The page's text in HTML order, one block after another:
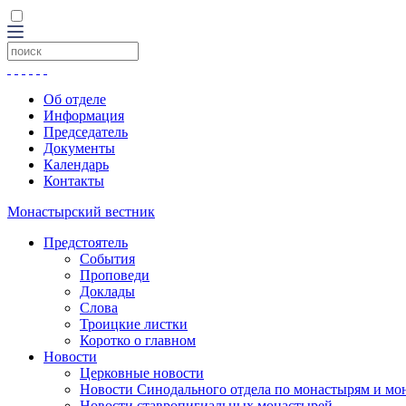
Об отделе
Информация
Председатель
Документы
Календарь
Контакты
Монастырский вестник
Предстоятель
События
Проповеди
Доклады
Слова
Троицкие листки
Коротко о главном
Новости
Церковные новости
Новости Синодального отдела по монастырям и